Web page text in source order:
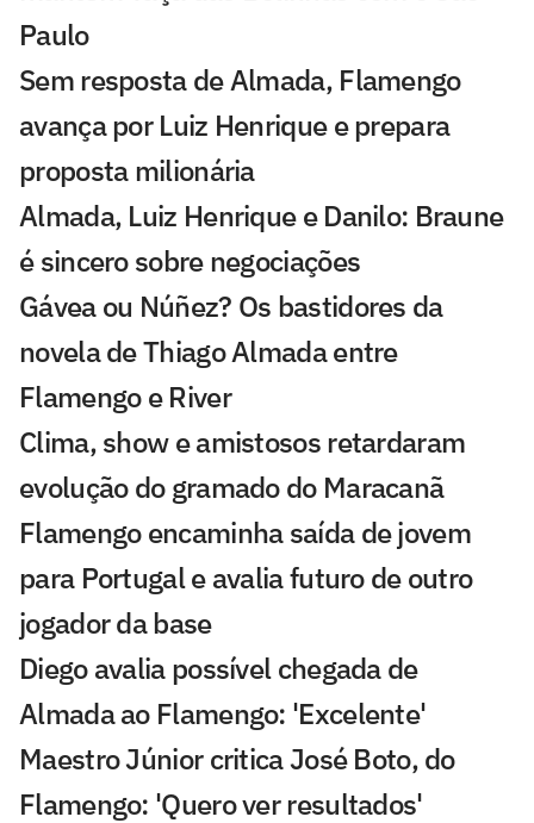
Paulo
Sem resposta de Almada, Flamengo
avança por Luiz Henrique e prepara
proposta milionária
Almada, Luiz Henrique e Danilo: Braune
é sincero sobre negociações
Gávea ou Núñez? Os bastidores da
novela de Thiago Almada entre
Flamengo e River
Clima, show e amistosos retardaram
evolução do gramado do Maracanã
Flamengo encaminha saída de jovem
para Portugal e avalia futuro de outro
jogador da base
Diego avalia possível chegada de
Almada ao Flamengo: 'Excelente'
Maestro Júnior critica José Boto, do
Flamengo: 'Quero ver resultados'